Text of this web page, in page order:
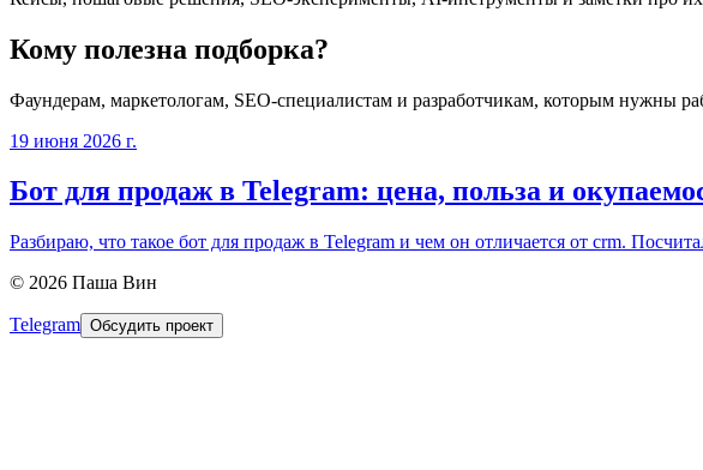
Кому полезна подборка?
Фаундерам, маркетологам, SEO-специалистам и разработчикам, которым нужны
19 июня 2026 г.
Бот для продаж в Telegram: цена, польза и
Разбираю, что такое бот для продаж в Telegram и чем он отличается от crm.
© 2026 Паша Вин
Telegram Обсудить проект